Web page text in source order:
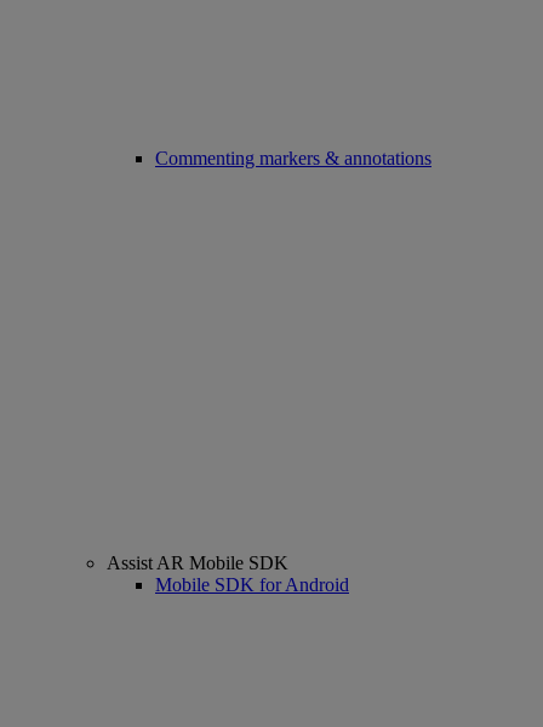
Commenting markers & annotations
Assist AR Mobile SDK
Mobile SDK for Android